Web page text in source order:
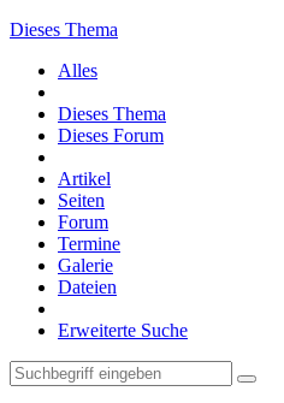
Dieses Thema
Alles
Dieses Thema
Dieses Forum
Artikel
Seiten
Forum
Termine
Galerie
Dateien
Erweiterte Suche